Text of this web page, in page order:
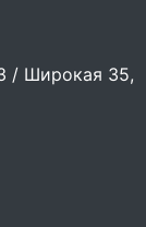
/ Широкая 35,